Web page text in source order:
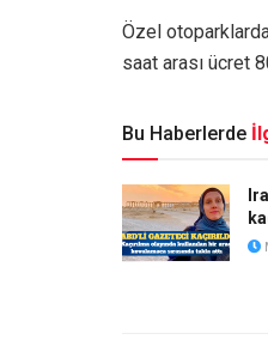
Özel
saat arası ücret
Bu Haberlerde